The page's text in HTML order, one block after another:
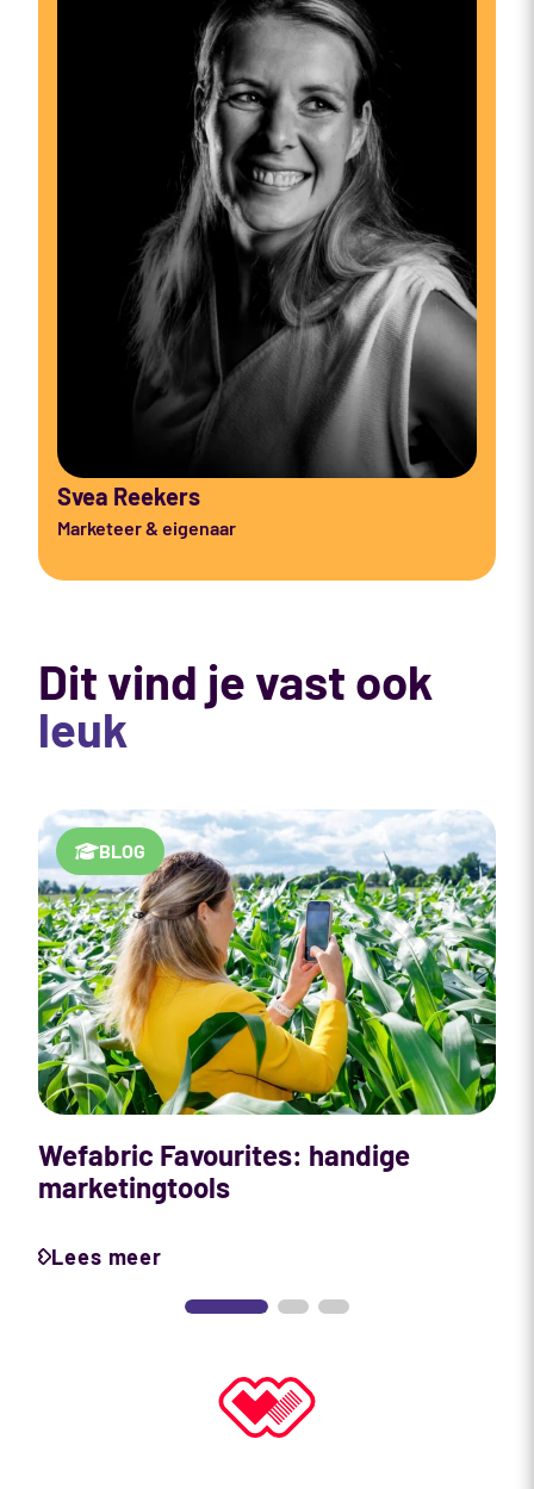
Svea Reekers
Marketeer & eigenaar
Dit vind je vast ook
leuk
BLOG
Wefabric Favourites: handige
marketingtools
Lees meer